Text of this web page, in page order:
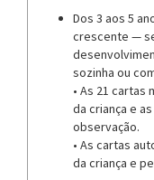
Dos 3 aos 5
crescente —
sozinha ou
• As 21 cartas
da criança e
observação.
• As cartas
da criança e